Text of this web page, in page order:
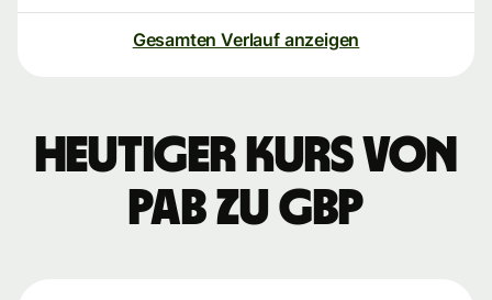
Gesamten Verlauf anzeigen
Heutiger Kurs von
PAB zu GBP